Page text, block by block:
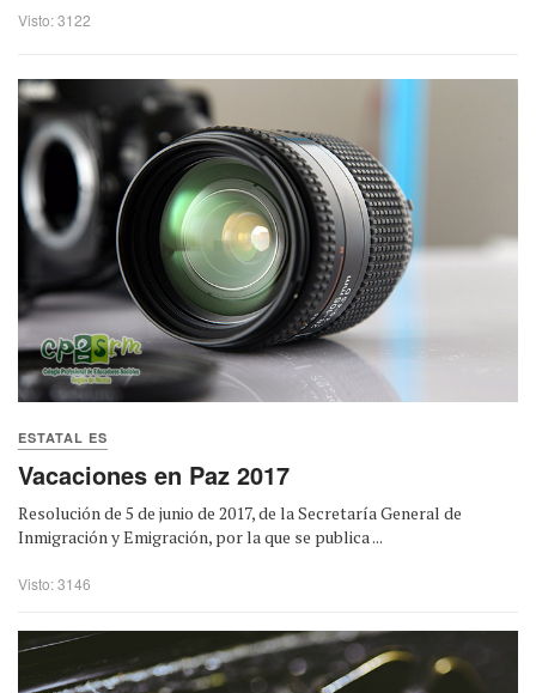
Visto: 3122
ESTATAL ES
Vacaciones en Paz 2017
Resolución de 5 de junio de 2017, de la Secretaría General de
Inmigración y Emigración, por la que se publica ...
Visto: 3146